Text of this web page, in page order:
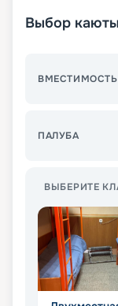
Выбор каюты
ВМЕСТИМОСТЬ
ПАЛУБА
ВЫБЕРИТЕ